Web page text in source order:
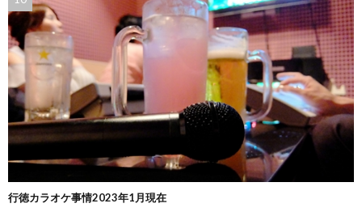
行徳カラオケ事情2023年1月現在